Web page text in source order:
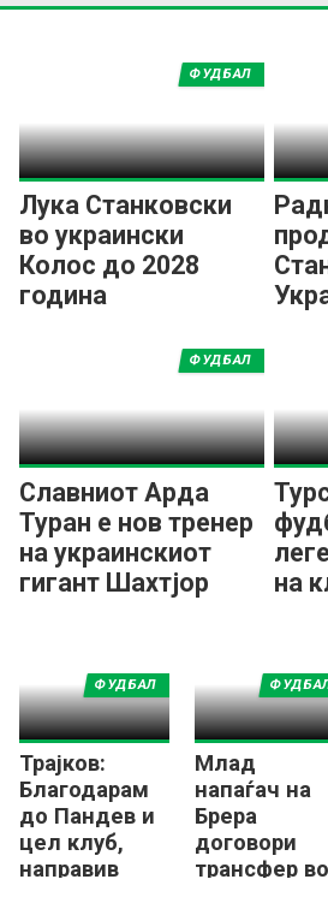
Лука Станковски
во украински
Колос до 2028
година
ФУДБАЛ
Славниот Арда
Туран е нов тренер
на украинскиот
гигант Шахтјор
ФУДБАЛ
на
Трајков:
Благодарам
до Пандев и
цел клуб,
направив
ФУДБАЛ
Млад
напаѓач на
Брера
договори
трансфер во